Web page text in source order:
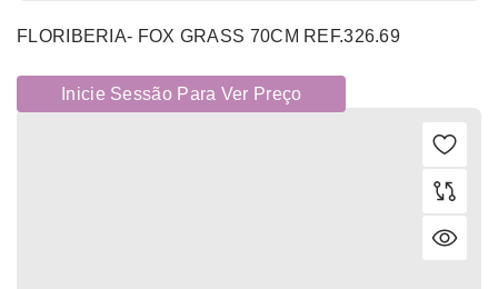
FLORIBERIA- FOX GRASS 70CM REF.326.69
Inicie Sessão Para Ver Preço